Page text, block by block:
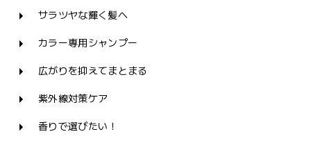
サラツヤな輝く髪へ
カラー専用シャンプー
広がりを抑えてまとまる
紫外線対策ケア
香りで選びたい！